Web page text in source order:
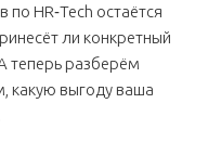
по HR‑Tech остаётся
ли конкретный
теперь разберём
какую выгоду ваша